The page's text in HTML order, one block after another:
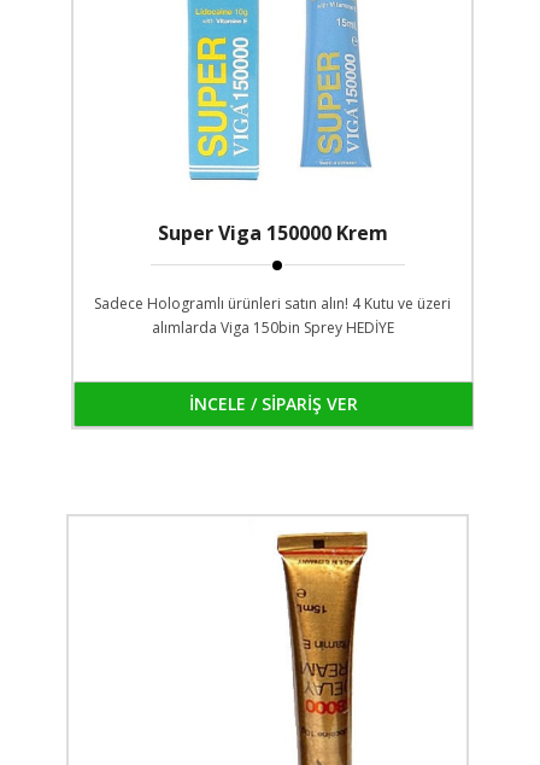
Super Viga 150000 Krem
Sadece Hologramlı ürünleri satın alın! 4 Kutu ve üzeri
alımlarda Viga 150bin Sprey HEDİYE
İNCELE / SİPARİŞ VER